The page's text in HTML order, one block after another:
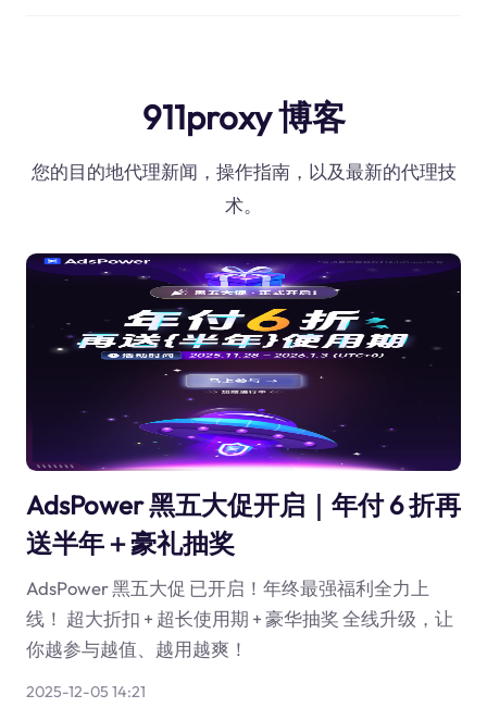
911proxy 博客
您的目的地代理新闻，操作指南，以及最新的代理技
术。
AdsPower 黑五大促开启｜年付 6 折再
送半年＋豪礼抽奖
AdsPower 黑五大促 已开启！年终最强福利全力上
线！ 超大折扣 + 超长使用期 + 豪华抽奖 全线升级，让
你越参与越值、越用越爽！
2025-12-05 14:21